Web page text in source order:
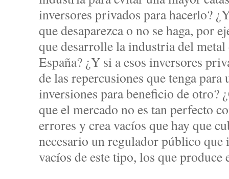
inversores privados para hacerlo?
que desaparezca o no se haga, por
que desarrolle la industria del
España? ¿Y si a esos inversores
de las repercusiones que tenga
inversiones para beneficio de otro?
que el mercado no es tan perfecto
errores y crea vacíos que hay que
necesario un regulador público que
vacíos de este tipo, los que